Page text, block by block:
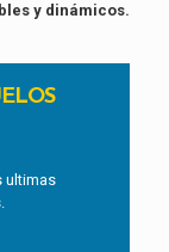
y dinámicos.
ultimas